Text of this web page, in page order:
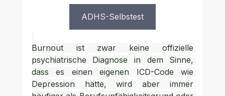
ADHS-Selbstest
Burnout ist zwar keine offizielle
psychiatrische Diagnose in dem Sinne,
dass es einen eigenen ICD-Code wie
Depression hätte, wird aber immer